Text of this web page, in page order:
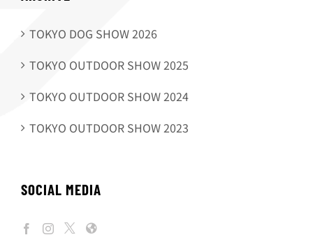
TOKYO DOG SHOW 2026
TOKYO OUTDOOR SHOW 2025
TOKYO OUTDOOR SHOW 2024
TOKYO OUTDOOR SHOW 2023
SOCIAL MEDIA